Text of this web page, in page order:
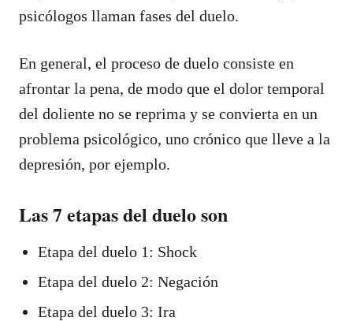
psicólogos llaman fases del duelo.
En general, el proceso de duelo consiste en
afrontar la pena, de modo que el dolor temporal
del doliente no se reprima y se convierta en un
problema psicológico, uno crónico que lleve a la
depresión, por ejemplo.
Las 7 etapas del duelo son
Etapa del duelo 1: Shock
Etapa del duelo 2: Negación
Etapa del duelo 3: Ira